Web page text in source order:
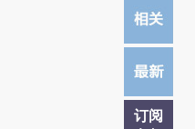
订阅